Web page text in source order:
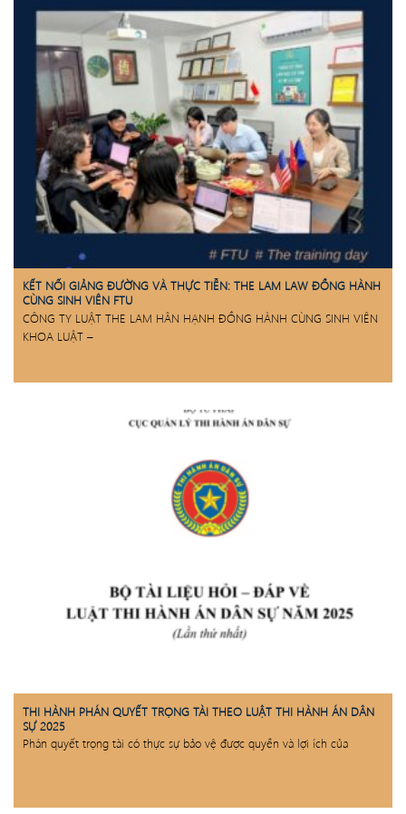
KẾT NỐI GIẢNG ĐƯỜNG VÀ THỰC TIỄN: THE LAM LAW ĐỒNG HÀNH
CÙNG SINH VIÊN FTU
CÔNG TY LUẬT THE LAM HÂN HẠNH ĐỒNG HÀNH CÙNG SINH VIÊN
KHOA LUẬT –
THI HÀNH PHÁN QUYẾT TRỌNG TÀI THEO LUẬT THI HÀNH ÁN DÂN
SỰ 2025
Phán quyết trọng tài có thực sự bảo vệ được quyền và lợi ích của